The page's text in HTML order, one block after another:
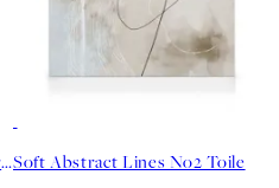
Texture Line Curve Tableau sur toileSoft Abstract Lines No2 Toile